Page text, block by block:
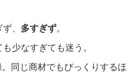
、 多すぎず。
少なすぎても迷う。
同じ商材でもびっくりするほ